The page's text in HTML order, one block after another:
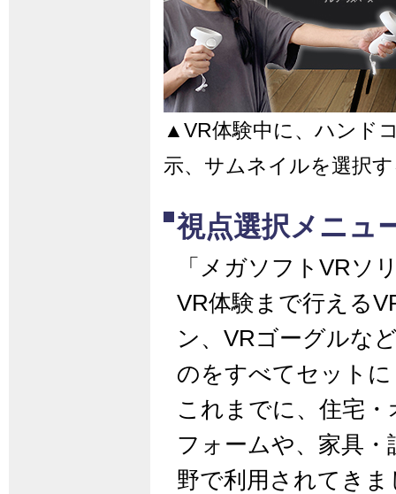
▲VR体験中に、ハンド
示、サムネイルを選択
視点選択メニュ
「メガソフトVRソ
VR体験まで行える
ン、VRゴーグルな
のをすべてセット
これまでに、住宅
フォームや、家具
野で利用されてきま